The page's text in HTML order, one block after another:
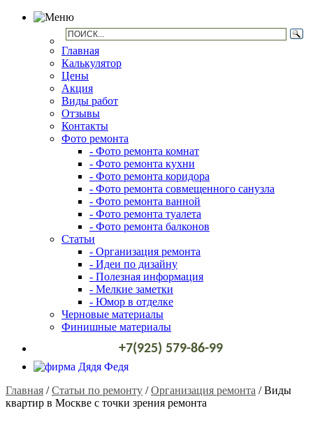
Главная
Калькулятор
Цены
Акция
Виды работ
Отзывы
Контакты
Фото ремонта
- Фото ремонта комнат
- Фото ремонта кухни
- Фото ремонта коридора
- Фото ремонта совмещенного санузла
- Фото ремонта ванной
- Фото ремонта туалета
- Фото ремонта балконов
Статьи
- Организация ремонта
- Идеи по дизайну
- Полезная информация
- Мелкие заметки
- Юмор в отделке
Черновые материалы
Финишные материалы
+7(925) 579-86-99
Главная /Статьи по ремонту /Организация ремонта /Виды
квартир в Москве с точки зрения ремонта